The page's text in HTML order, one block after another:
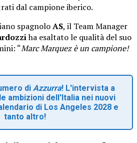
dal campione iberico.
spagnoloAS, il Team Manager
ha esaltato le qualità del suo
“Marc Marquez è un campione!
di Azzurra! L'intervista a
ambizioni dell'Italia nei nuovi
di Los Angeles 2028 e
tanto altro!